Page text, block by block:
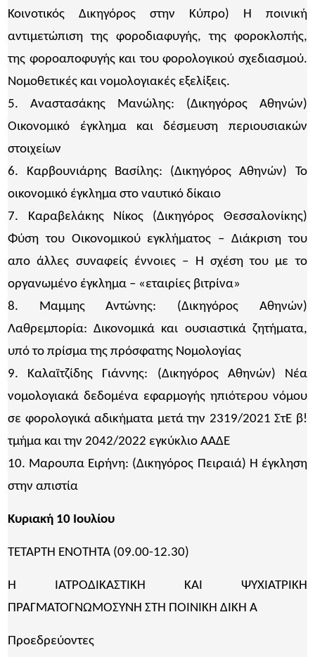
Κοινοτικός Δικηγόρος στην Κύπρο) H ποινική
αντιμετώπιση της φοροδιαφυγής, της φοροκλοπής,
της φοροαποφυγής και του φορολογικού σχεδιασμού.
Νομοθετικές και νομολογιακές εξελίξεις.
5. Αναστασάκης Μανώλης: (Δικηγόρος Αθηνών)
Οικονομικό έγκλημα και δέσμευση περιουσιακών
στοιχείων
6. Καρβουνιάρης Βασίλης: (Δικηγόρος Αθηνών) Το
οικονομικό έγκλημα στο ναυτικό δίκαιο
7. Καραβελάκης Νίκος (Δικηγόρος Θεσσαλονίκης)
Φύση του Οικονομικού εγκλήματος – Διάκριση του
απο άλλες συναφείς έννοιες – Η σχέση του με το
οργανωμένο έγκλημα – «εταιρίες βιτρίνα»
8. Μαμμης Αντώνης: (Δικηγόρος Αθηνών)
Λαθρεμπορία: Δικονομικά και ουσιαστικά ζητήματα,
υπό το πρίσμα της πρόσφατης Νομολογίας
9. Καλαϊτζίδης Γιάννης: (Δικηγόρος Αθηνών) Νέα
νομολογιακά δεδομένα εφαρμογής ηπιότερου νόμου
σε φορολογικά αδικήματα μετά την 2319/2021 ΣτΕ β!
τμήμα και την 2042/2022 εγκύκλιο ΑΑΔΕ
10. Μαρουπα Ειρήνη: (Δικηγόρος Πειραιά) Η έγκληση
στην απιστία
Κυριακή 10 Ιουλίου
ΤΕΤΑΡΤΗ ΕΝΟΤΗΤΑ (09.00-12.30)
Η ΙΑΤΡΟΔΙΚΑΣΤΙΚΗ ΚΑΙ ΨΥΧΙΑΤΡΙΚΗ
ΠΡΑΓΜΑΤΟΓΝΩΜΟΣΥΝΗ ΣΤΗ ΠΟΙΝΙΚΗ ΔΙΚΗ Α
Προεδρεύοντες